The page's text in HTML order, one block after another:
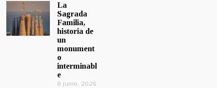
La
Sagrada
Familia,
historia de
un
monument
o
interminabl
e
8 junio, 2026